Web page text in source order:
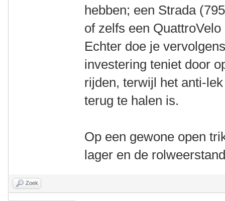
hebben; een Strada
of zelfs een
Echter doe je
investering teniet door
rijden, terwijl het anti-
terug te halen is.
Op een gewone open
lager en de
Zoek